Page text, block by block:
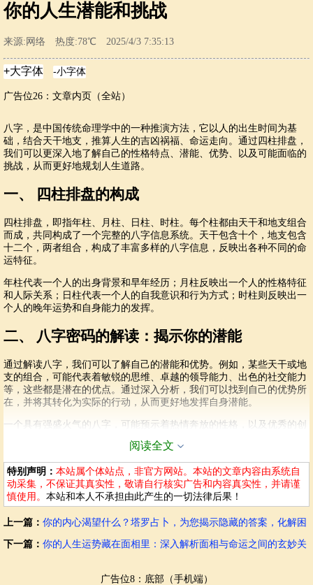
你的人生潜能和挑战
来源:网络 热度:78℃ 2025/4/3 7:35:13
广告位26：文章内页（全站）
八字，是中国传统命理学中的一种推演方法，它以人的出生时间为基
础，结合天干地支，推算人生的吉凶祸福、命运走向。通过四柱排盘，
我们可以更深入地了解自己的性格特点、潜能、优势、以及可能面临的
挑战，从而更好地规划人生道路。
一、 四柱排盘的构成
四柱排盘，即指年柱、月柱、日柱、时柱。每个柱都由天干和地支组合
而成，共同构成了一个完整的八字信息系统。天干包含十个，地支包含
十二个，两者组合，构成了丰富多样的八字信息，反映出各种不同的命
运特征。
年柱代表一个人的出身背景和早年经历；月柱反映出一个人的性格特征
和人际关系；日柱代表一个人的自我意识和行为方式；时柱则反映出一
个人的晚年运势和自身能力的发挥。
二、 八字密码的解读：揭示你的潜能
通过解读八字，我们可以了解自己的潜能和优势。例如，某些天干或地
支的组合，可能代表着敏锐的思维、卓越的领导能力、出色的社交能力
等，这些都是潜在的优点。通过深入分析，我们可以找到自己的优势所
在，并将其转化为实际的行动，从而更好地发挥自身潜能。
一个具有强盛火气的八字，可能预示着热情奔放的性格，以及优秀的创
因此，理解自己的八字密码，能帮助我们更好地自我认知和管理。
三、 挑战与机遇：八字密码中的困境
八字并非只有优点，也可能揭示潜在的挑战。例如，某些天干或地支组
合，可能代表着易犯错误、人际关系复杂、健康问题等。这些挑战并非
码，我们可以提前预判可能出现的困难，并积极采取措施，化解潜在危
有些八字可能会遇到较大的财运波动，这需要更谨慎的理财规划和投资
阅读全文
特别声明： 本站属个体站点，非官方网站。本站的文章内容由系统自
动采集，不保证其真实性，敬请自行核实广告和内容真实性，并请谨
慎使用。 本站和本人不承担由此产生的一切法律后果！
上一篇： 你的内心渴望什么？塔罗占卜，为您揭示隐藏的答案，化解困
下一篇： 你的人生运势藏在面相里：深入解析面相与命运之间的玄妙关
广告位8：底部（手机端）